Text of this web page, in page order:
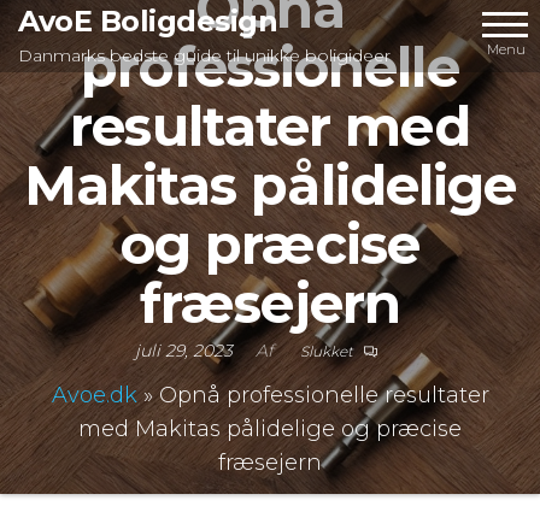
Videre
indhold
AvoE Boligdesign
Danmarks bedste guide til unikke boligideer Menu
professionelle
resultater med
Makitas pålidelige
og præcise
fræsejern
juli 29, 2023 Af Slukket
Avoe.dk»Opnå professionelle resultater
med Makitas pålidelige og præcise
fræsejern